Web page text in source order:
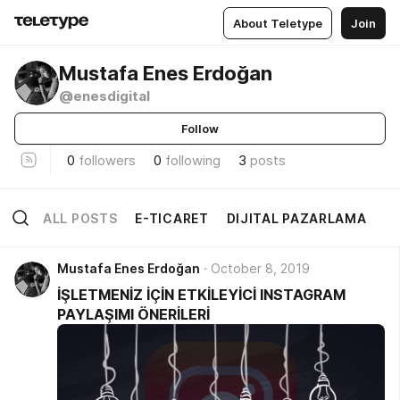
About Teletype Join
Mustafa Enes Erdoğan
@enesdigital
Follow
0 followers 0 following 3 posts
ALL POSTS E-TICARET DIJITAL PAZARLAMA
Mustafa Enes Erdoğan October 8, 2019
İŞLETMENİZ İÇİN ETKİLEYİCİ INSTAGRAM
PAYLAŞIMI ÖNERİLERİ